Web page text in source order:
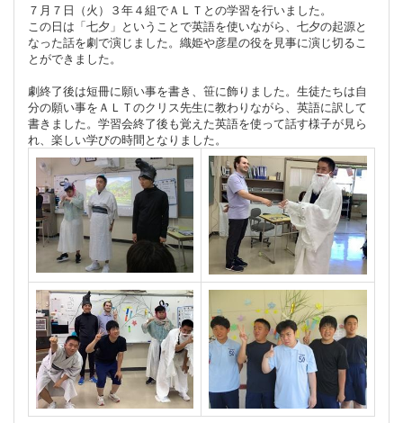
７月７日（火）３年４組でＡＬＴとの学習を行いました。
この日は「七夕」ということで英語を使いながら、七夕の起源と
なった話を劇で演じました。織姫や彦星の役を見事に演じ切るこ
とができました。
劇終了後は短冊に願い事を書き、笹に飾りました。生徒たちは自
分の願い事をＡＬＴのクリス先生に教わりながら、英語に訳して
書きました。学習会終了後も覚えた英語を使って話す様子が見ら
れ、楽しい学びの時間となりました。